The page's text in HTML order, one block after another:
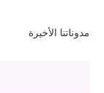
مدوناتنا الأخيرة